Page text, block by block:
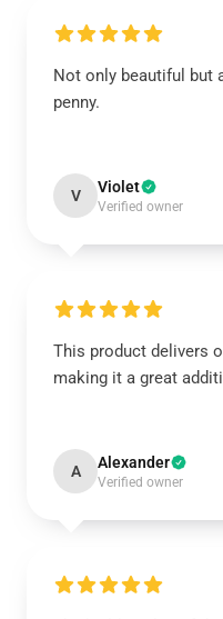
Not only beautiful but
penny.
V Violet
Verified owner
This product delivers
making it a great
A Alexander
Verified owner